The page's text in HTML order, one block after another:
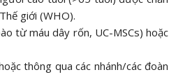
giới (WHO).
từ máu dây rốn, UC-MSCs) hoặc
thông qua các nhánh/các đoàn